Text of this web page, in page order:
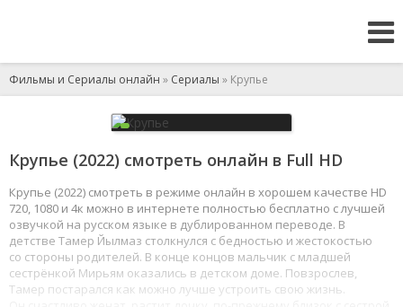
Фильмы и Сериалы онлайн » Сериалы » Крупье
Крупье (2022) смотреть онлайн в Full HD
Крупье (2022) смотреть в режиме онлайн в хорошем качестве HD
720, 1080 и 4к можно в интернете полностью бесплатно с лучшей
озвучкой на русском языке в дублированном переводе. В
детстве Тамер Йылмаз столкнулся с бедностью и жестокостью
со стороны родителей. В конце концов мальчик с младшей
сестрёнкой Мирьям оказались в детском доме. Повзрослев,
Тамер постарался как можно лучше устроить свою жизнь.